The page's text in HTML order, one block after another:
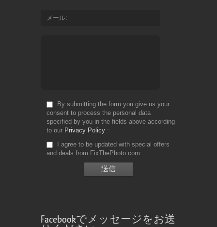
メール
By submitting the form you give us your
consent to process the personal data
specified by you in the fields above according
to our Privacy Policy
I agree to be updated with special offers
and deals from FixThePhoto.com
Facebookでメッセージをお送